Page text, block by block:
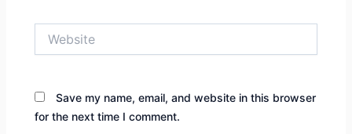
Save my name, email, and website in this browser
for the next time I comment.